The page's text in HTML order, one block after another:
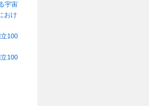
宇宙
おけ
100
100